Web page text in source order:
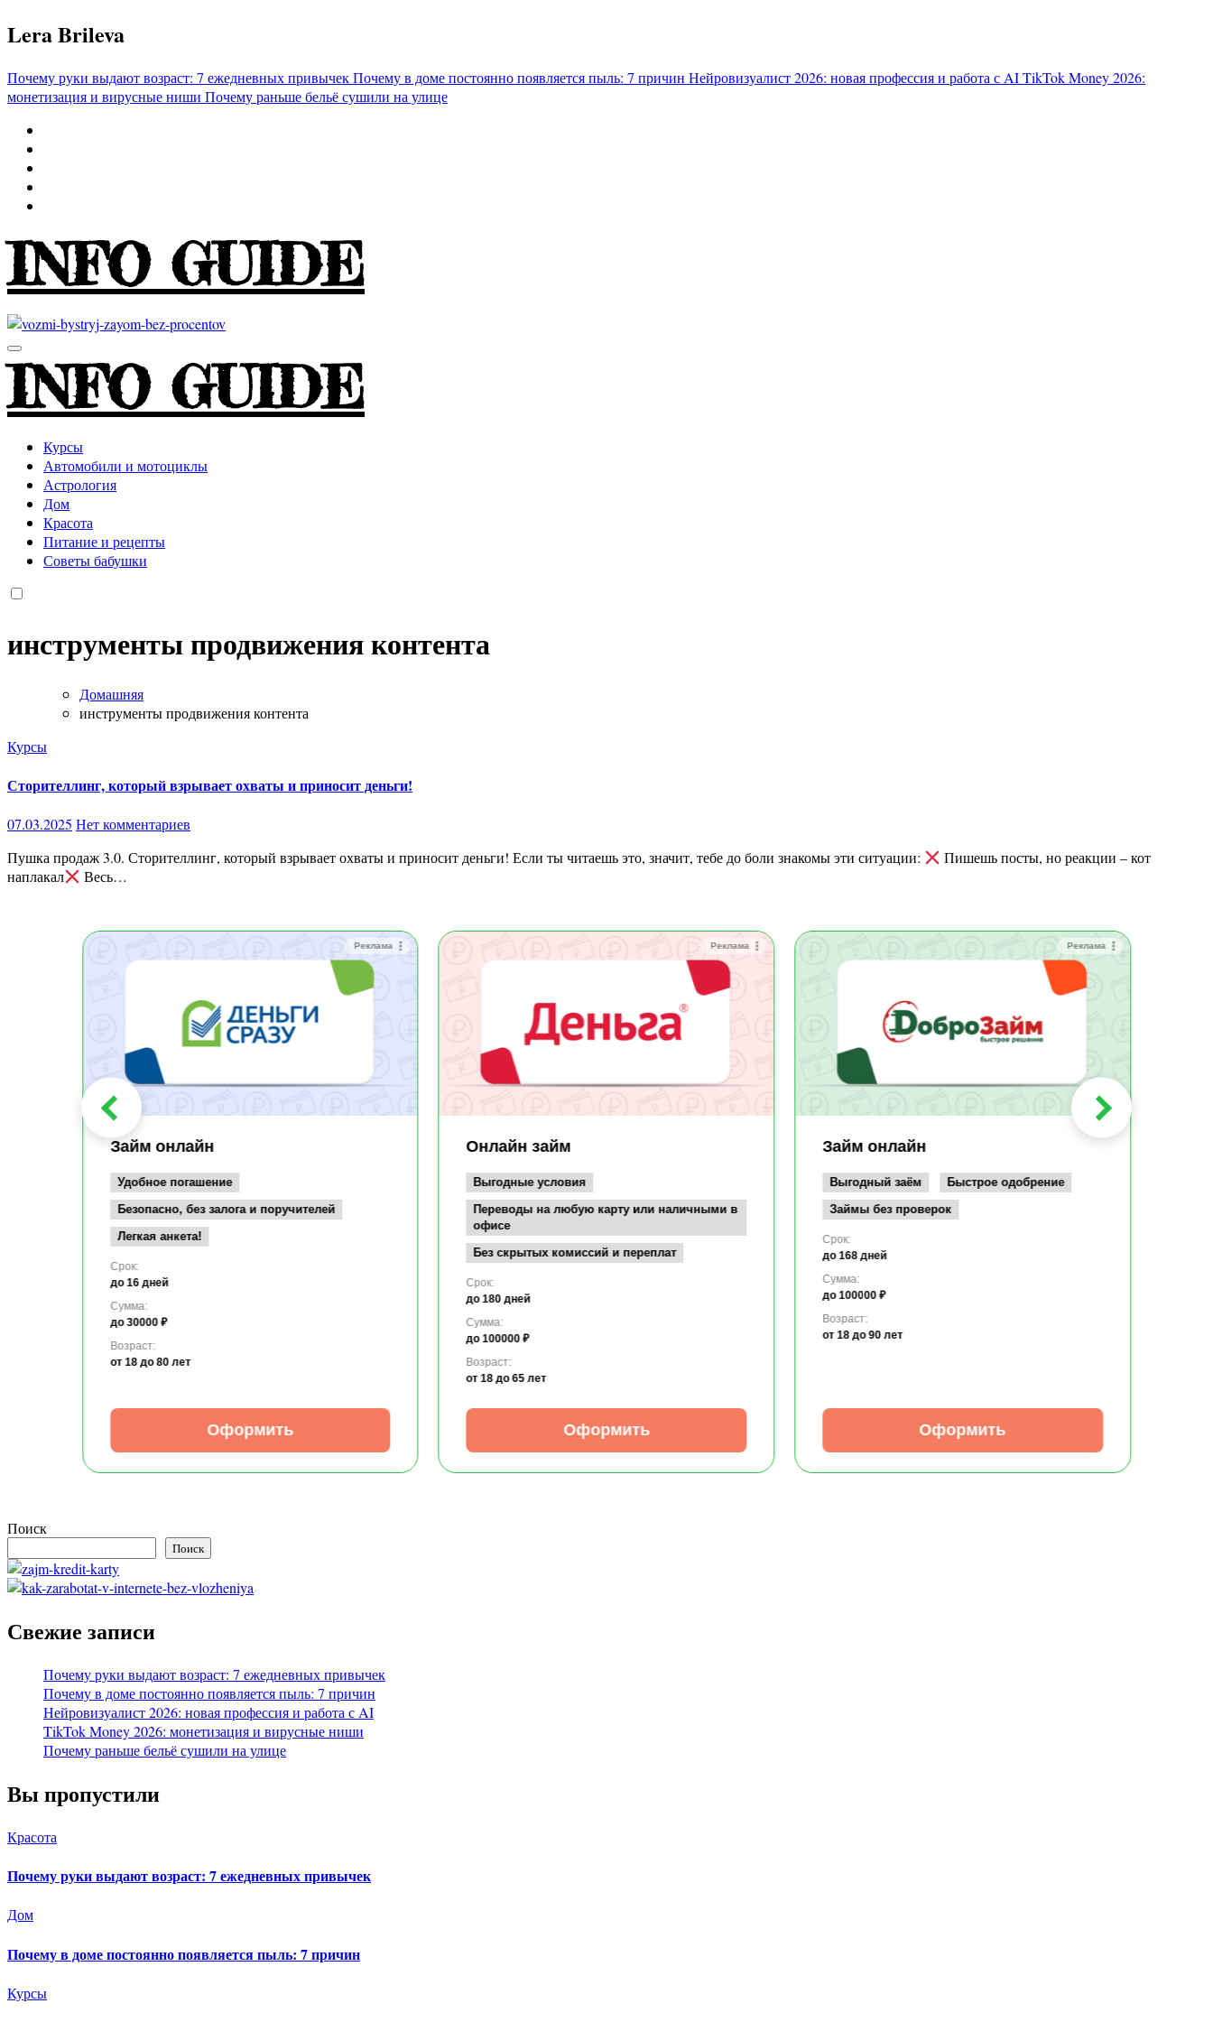
Перейти
к
Lera Brileva
Почему руки выдают возраст: 7 ежедневных привычекПочему в доме постоянно появляется пыль: 7 причин Нейровизуалист 2026: новая профессия и работа с AITikTok Money 2026:
монетизация и вирусные ниши Почему раньше бельё сушили на улице
INFO GUIDE
INFO GUIDE
Курсы
Автомобили и мотоциклы
Астрология
Дом
Красота
Питание и рецепты
Советы бабушки
инструменты продвижения контента
Домашняя
инструменты продвижения контента
Курсы
Сторителлинг, который взрывает охваты и приносит деньги!
07.03.2025 Нет комментариев
Пушка продаж 3.0. Сторителлинг, который взрывает охваты и приносит деньги! Если ты читаешь это, значит, тебе до боли знакомы эти ситуации:
Пишешь посты, но реакции – кот
наплакал
Весь…
Реклама
Займ онлайн
Удобное погашение
Безопасно, без залога и поручителей
Легкая анкета!
Срок:
до 16 дней
Сумма:
до 30000 ₽
Возраст:
от 18 до 80 лет
Оформить
Реклама
Онлайн займ
Выгодные условия
Переводы на любую карту или наличными в
офисе
Без скрытых комиссий и переплат
Срок:
до 180 дней
Сумма:
до 100000 ₽
Возраст:
от 18 до 65 лет
Оформить
Реклама
Займ онлайн
Выгодный заём
Быстрое одобрение
Займы без проверок
Срок:
до 168 дней
Сумма:
до 100000 ₽
Возраст:
от 18 до 90 лет
Оформить
Поиск
Поиск
Свежие записи
Почему руки выдают возраст: 7 ежедневных привычек
Почему в доме постоянно появляется пыль: 7 причин
Нейровизуалист 2026: новая профессия и работа с AI
TikTok Money 2026: монетизация и вирусные ниши
Почему раньше бельё сушили на улице
Вы пропустили
Красота
Почему руки выдают возраст: 7 ежедневных привычек
Дом
Почему в доме постоянно появляется пыль: 7 причин
Курсы